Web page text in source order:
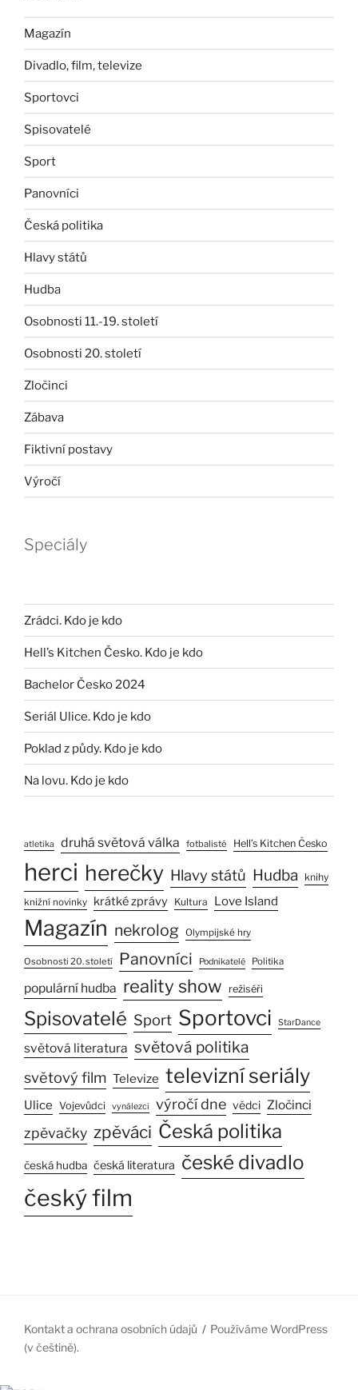
Magazín
Divadlo, film, televize
Sportovci
Spisovatelé
Sport
Panovníci
Česká politika
Hlavy států
Hudba
Osobnosti 11.-19. století
Osobnosti 20. století
Zločinci
Zábava
Fiktivní postavy
Výročí
Speciály
Zrádci. Kdo je kdo
Hell’s Kitchen Česko. Kdo je kdo
Bachelor Česko 2024
Seriál Ulice. Kdo je kdo
Poklad z půdy. Kdo je kdo
Na lovu. Kdo je kdo
atletika druhá světová válka fotbalisté Hell’s Kitchen Česko
herci herečky Hlavy států Hudba knihy
knižní novinky krátké zprávy Kultura Love Island
Magazín nekrolog Olympijské hry
Osobnosti 20. století Panovníci Podnikatelé Politika
populární hudba reality show režiséři
Spisovatelé Sport Sportovci StarDance
světová literatura světová politika
světový film Televize televizní seriály
Ulice Vojevůdci vynálezci výročí dne vědci Zločinci
zpěvačky zpěváci Česká politika
česká hudba česká literatura české divadlo
český film
Kontakt a ochrana osobních údajů
Používáme WordPress
(v češtině).